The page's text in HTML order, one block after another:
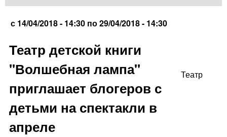
с 14/04/2018 - 14:30 по29/04/2018 - 14:30
Театр детской книги
"Волшебная лампа"
приглашает блогеров с
детьми на спектакли в
апреле
Театр